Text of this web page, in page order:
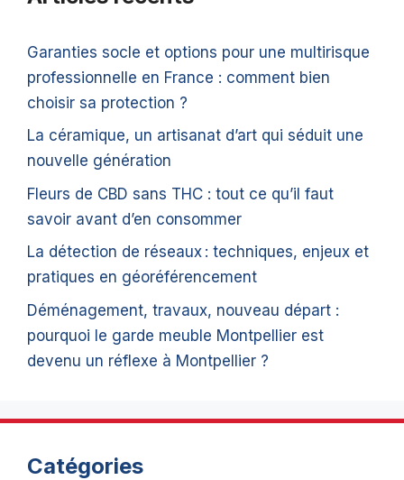
Garanties socle et options pour une multirisque
professionnelle en France : comment bien
choisir sa protection ?
La céramique, un artisanat d’art qui séduit une
nouvelle génération
Fleurs de CBD sans THC : tout ce qu’il faut
savoir avant d’en consommer
La détection de réseaux : techniques, enjeux et
pratiques en géoréférencement
Déménagement, travaux, nouveau départ :
pourquoi le garde meuble Montpellier est
devenu un réflexe à Montpellier ?
Catégories